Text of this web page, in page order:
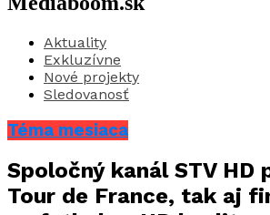
Aktuality
Exkluzívne
Nové projekty
Sledovanosť
Téma mesiaca
Spoločný kanál STV HD
Tour de France, tak aj